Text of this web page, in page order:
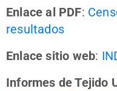
Enlace al PDF:
resultados
Enlace sitio web:
Informes de Tejido